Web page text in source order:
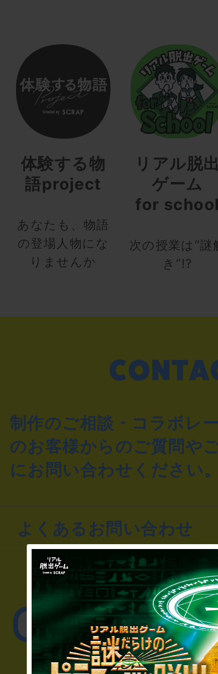
体験する物
語project
あなたも、物語
の登場人物にな
りませんか
リアル脱
ゲーム
for
次の授業は“謎
き”!?
制作のご相談・コラボレ
のお客様からのご質問や
にお問い合わせください
よくあるお問い合わせ
▼一般のお客様
公演内容、チケット
▼企業／法人の方